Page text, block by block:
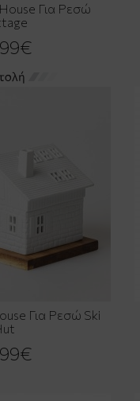
Για Ρεσώ
Για Ρεσώ Ski